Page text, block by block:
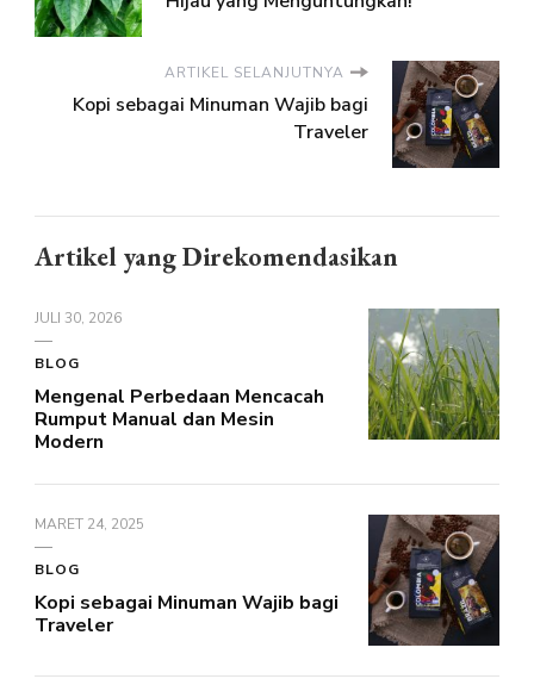
ARTIKEL SELANJUTNYA
Kopi sebagai Minuman Wajib bagi
Traveler
Artikel yang Direkomendasikan
JULI 30, 2026
BLOG
Mengenal Perbedaan Mencacah
Rumput Manual dan Mesin
Modern
MARET 24, 2025
BLOG
Kopi sebagai Minuman Wajib bagi
Traveler